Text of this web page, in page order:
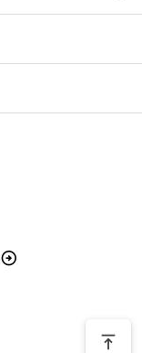
vertical_align_top